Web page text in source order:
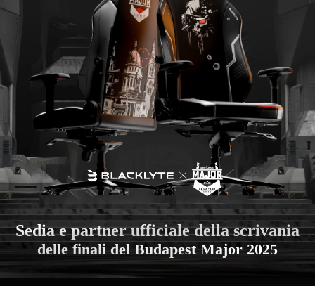
Sedia e partner ufficiale della scrivania
delle finali del Budapest Major 2025